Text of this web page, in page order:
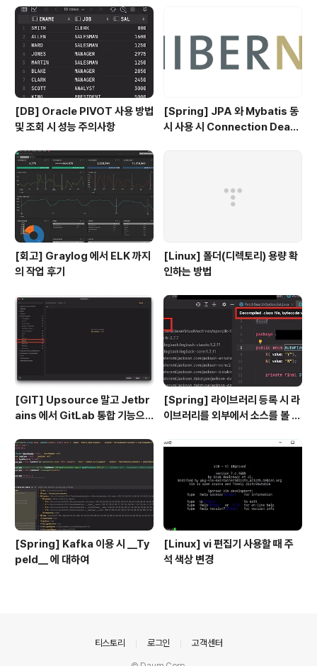
[DB] Oracle PIVOT 사용 방법
및 조회 시 성능 주의사항
[Spring] JPA 와 Mybatis 동
시 사용 시 Connection Deadl
[회고] Graylog 에서 ELK 까지
의 작업 후기
[Linux] 폴더(디렉토리) 용량 확
인하는 방법
[GIT] Upsource 말고 Jetbr
ains 에서 GitLab 통합 기능으
[Spring] 라이브러리 등록 시 라
이브러리를 외부에서 소스를 볼 수
[Spring] Kafka 이용 시 __Ty
peId__ 에 대하여
[Linux] vi 편집기 사용할 때 주
석 색상 변경
티스토리 로그인 고객센터